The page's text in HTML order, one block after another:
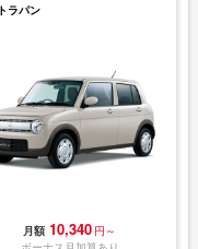
ラパン
月額 10,340 円～